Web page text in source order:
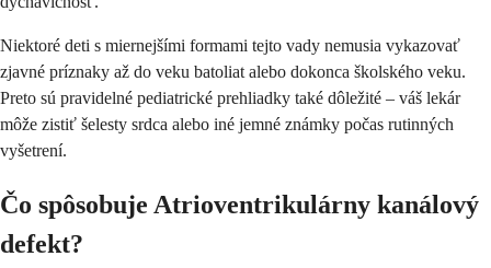
Niektoré deti s miernejšími formami tejto vady nemusia vykazovať
zjavné príznaky až do veku batoliat alebo dokonca školského veku.
Preto sú pravidelné pediatrické prehliadky také dôležité – váš lekár
môže zistiť šelesty srdca alebo iné jemné známky počas rutinných
vyšetrení.
Čo spôsobuje Atrioventrikulárny kanálový
defekt?